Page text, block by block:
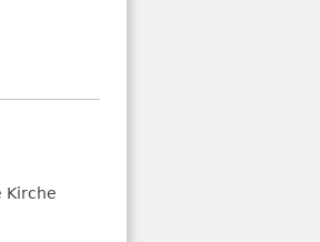
Kirche